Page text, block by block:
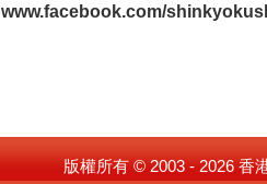
www.facebook.com/
版權所有 © 2003 - 2026